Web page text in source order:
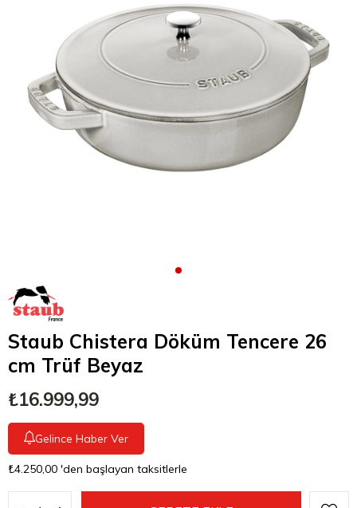
Staub Chistera Döküm Tencere 26
cm Trüf Beyaz
₺16.999,99
Gelince Haber Ver
₺4.250,00 'den başlayan taksitlerle